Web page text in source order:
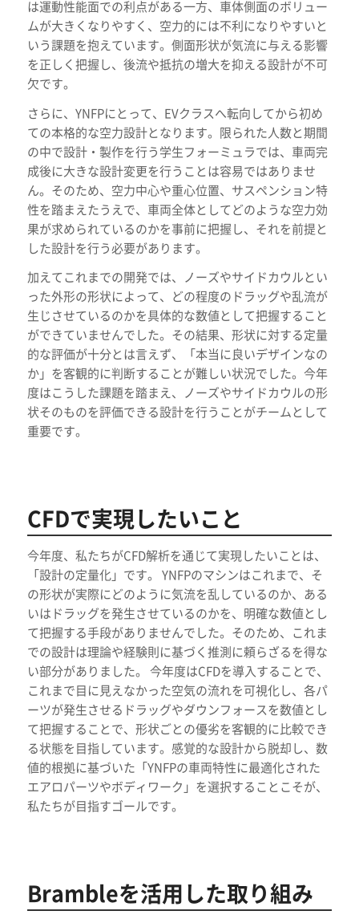
は運動性能面での利点がある一方、車体側面のボリュー
ムが大きくなりやすく、空力的には不利になりやすいと
いう課題を抱えています。側面形状が気流に与える影響
を正しく把握し、後流や抵抗の増大を抑える設計が不可
欠です。
さらに、YNFPにとって、EVクラスへ転向してから初め
ての本格的な空力設計となります。限られた人数と期間
の中で設計・製作を行う学生フォーミュラでは、車両完
成後に大きな設計変更を行うことは容易ではありませ
ん。そのため、空力中心や重心位置、サスペンション特
性を踏まえたうえで、車両全体としてどのような空力効
果が求められているのかを事前に把握し、それを前提と
した設計を行う必要があります。
加えてこれまでの開発では、ノーズやサイドカウルとい
った外形の形状によって、どの程度のドラッグや乱流が
生じさせているのかを具体的な数値として把握すること
ができていませんでした。その結果、形状に対する定量
的な評価が十分とは言えず、「本当に良いデザインなの
か」を客観的に判断することが難しい状況でした。今年
度はこうした課題を踏まえ、ノーズやサイドカウルの形
状そのものを評価できる設計を行うことがチームとして
重要です。
CFDで実現したいこと
今年度、私たちがCFD解析を通じて実現したいことは、
「設計の定量化」です。 YNFPのマシンはこれまで、そ
の形状が実際にどのように気流を乱しているのか、ある
いはドラッグを発生させているのかを、明確な数値とし
て把握する手段がありませんでした。そのため、これま
での設計は理論や経験則に基づく推測に頼らざるを得な
い部分がありました。 今年度はCFDを導入することで、
これまで目に見えなかった空気の流れを可視化し、各パ
ーツが発生させるドラッグやダウンフォースを数値とし
て把握することで、形状ごとの優劣を客観的に比較でき
る状態を目指しています。感覚的な設計から脱却し、数
値的根拠に基づいた「YNFPの車両特性に最適化された
エアロパーツやボディワーク」を選択することこそが、
私たちが目指すゴールです。
Brambleを活用した取り組み